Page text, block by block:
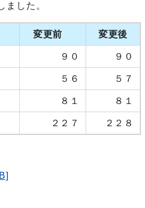
ました。
変更前 変更後
９０ ９０
５６ ５７
８１ ８１
２２７ ２２８